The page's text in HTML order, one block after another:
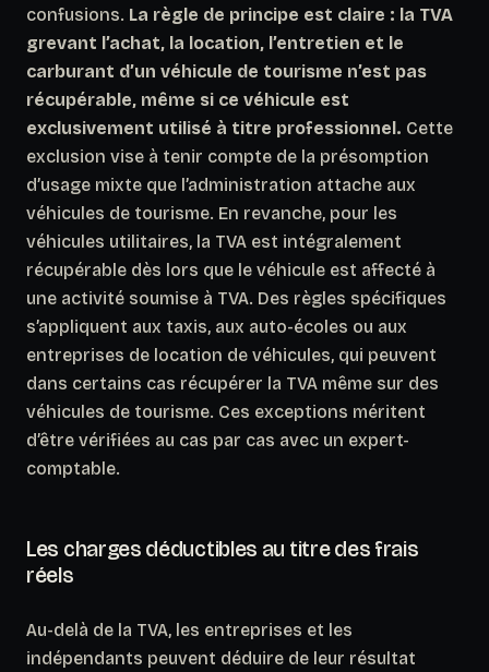
confusions. La règle de principe est claire : la TVA
grevant l’achat, la location, l’entretien et le
carburant d’un véhicule de tourisme n’est pas
récupérable, même si ce véhicule est
exclusivement utilisé à titre professionnel. Cette
exclusion vise à tenir compte de la présomption
d’usage mixte que l’administration attache aux
véhicules de tourisme. En revanche, pour les
véhicules utilitaires, la TVA est intégralement
récupérable dès lors que le véhicule est affecté à
une activité soumise à TVA. Des règles spécifiques
s’appliquent aux taxis, aux auto-écoles ou aux
entreprises de location de véhicules, qui peuvent
dans certains cas récupérer la TVA même sur des
véhicules de tourisme. Ces exceptions méritent
d’être vérifiées au cas par cas avec un expert-
comptable.
Les charges déductibles au titre des frais
réels
Au-delà de la TVA, les entreprises et les
indépendants peuvent déduire de leur résultat